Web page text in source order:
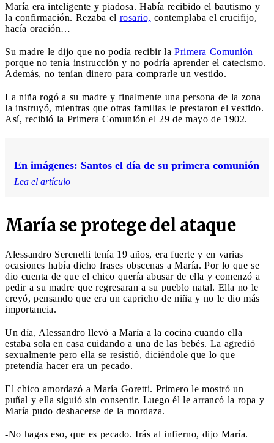
María era inteligente y piadosa. Había recibido el bautismo y
la confirmación. Rezaba el rosario, contemplaba el crucifijo,
hacía oración…
Su madre le dijo que no podía recibir la Primera Comunión
porque no tenía instrucción y no podría aprender el catecismo.
Además, no tenían dinero para comprarle un vestido.
La niña rogó a su madre y finalmente una persona de la zona
la instruyó, mientras que otras familias le prestaron el vestido.
Así, recibió la Primera Comunión el 29 de mayo de 1902.
En imágenes: Santos el día de su primera comunión
Lea el artículo
María se protege del ataque
Alessandro Serenelli tenía 19 años, era fuerte y en varias
ocasiones había dicho frases obscenas a María. Por lo que se
dio cuenta de que el chico quería abusar de ella y comenzó a
pedir a su madre que regresaran a su pueblo natal. Ella no le
creyó, pensando que era un capricho de niña y no le dio más
importancia.
Un día, Alessandro llevó a María a la cocina cuando ella
estaba sola en casa cuidando a una de las bebés. La agredió
sexualmente pero ella se resistió, diciéndole que lo que
pretendía hacer era un pecado.
El chico amordazó a María Goretti. Primero le mostró un
puñal y ella siguió sin consentir. Luego él le arrancó la ropa y
María pudo deshacerse de la mordaza.
-No hagas eso, que es pecado. Irás al infierno, dijo María.